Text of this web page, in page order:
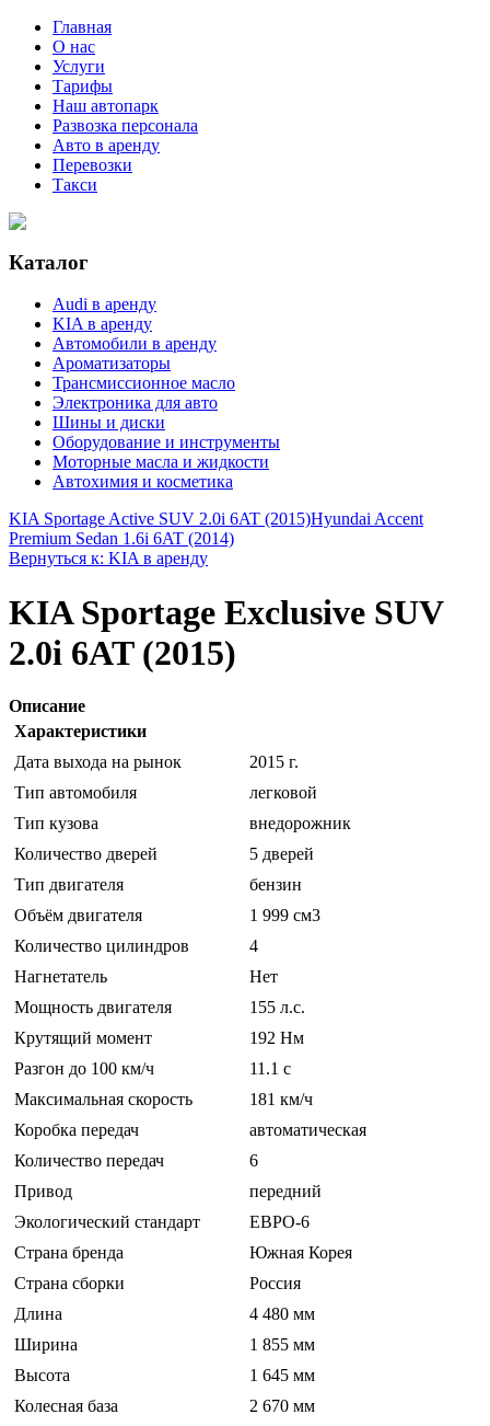
Главная
О нас
Услуги
Тарифы
Наш автопарк
Развозка персонала
Авто в аренду
Перевозки
Такси
Каталог
Audi в аренду
KIA в аренду
Автомобили в аренду
Ароматизаторы
Трансмиссионное масло
Электроника для авто
Шины и диски
Оборудование и инструменты
Моторные масла и жидкости
Автохимия и косметика
KIA Sportage Active SUV 2.0i 6AT (2015)Hyundai Accent
Premium Sedan 1.6i 6AT (2014)
Вернуться к: KIA в аренду
KIA Sportage Exclusive SUV
2.0i 6AT (2015)
Описание
Характеристики
Дата выхода на рынок
2015 г.
Тип автомобиля
легковой
Тип кузова
внедорожник
Количество дверей
5 дверей
Тип двигателя
бензин
Объём двигателя
1 999 см3
Количество цилиндров
4
Нагнетатель
Нет
Мощность двигателя
155 л.с.
Крутящий момент
192 Нм
Разгон до 100 км/ч
11.1 c
Максимальная скорость
181 км/ч
Коробка передач
автоматическая
Количество передач
6
Привод
передний
Экологический стандарт
ЕВРО-6
Страна бренда
Южная Корея
Страна сборки
Россия
Длина
4 480 мм
Ширина
1 855 мм
Высота
1 645 мм
Колесная база
2 670 мм